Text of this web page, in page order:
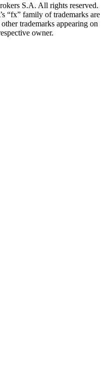
S.A. All rights reserved.
“fx” family of trademarks are
trademarks appearing on
owner.